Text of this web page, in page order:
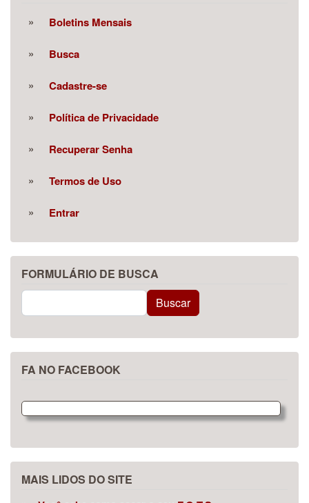
Boletins Mensais
Busca
Cadastre-se
Política de Privacidade
Recuperar Senha
Termos de Uso
Entrar
FORMULÁRIO DE BUSCA
Buscar Buscar
FA NO FACEBOOK
MAIS LIDOS DO SITE